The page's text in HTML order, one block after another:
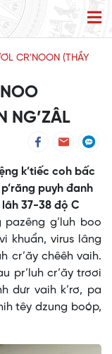
CR'NOON (THẦY
NG’ZÂL
k’tiếc coh bấc
puyh đanh
lâh 37-38 độ C
pazêng g’luh boo
khuẩn, virus lâng
cr’ăy chêêh vaih.
pr’luh cr’ăy trơơi
dưr vaih k’rơ, pa
têy dzung boóp,